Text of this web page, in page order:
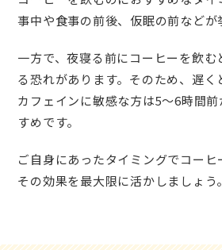
事中や食事の前後、仮眠の前などが
一方で、夜寝る前にコーヒーを飲む
る恐れがあります。そのため、遅く
カフェインに敏感な方は5〜6時間
すめです。
ご自身にあったタイミングでコーヒ
その効果を最大限に活かしましょう。